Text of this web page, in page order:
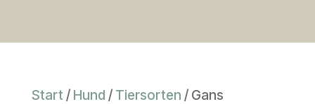
Start / Hund / Tiersorten / Gans